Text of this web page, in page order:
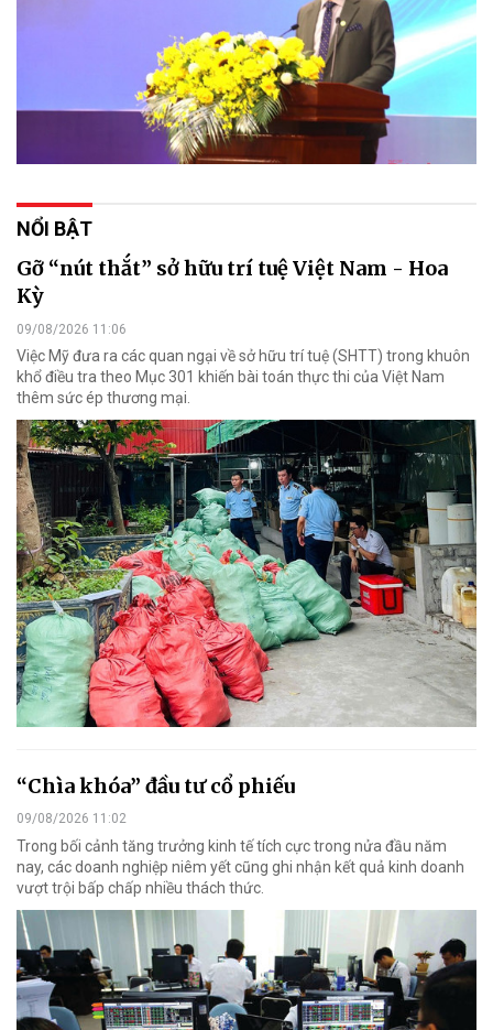
NỔI BẬT
Gỡ “nút thắt” sở hữu trí tuệ Việt Nam - Hoa
Kỳ
09/08/2026 11:06
Việc Mỹ đưa ra các quan ngại về sở hữu trí tuệ (SHTT) trong khuôn
khổ điều tra theo Mục 301 khiến bài toán thực thi của Việt Nam
thêm sức ép thương mại.
“Chìa khóa” đầu tư cổ phiếu
09/08/2026 11:02
Trong bối cảnh tăng trưởng kinh tế tích cực trong nửa đầu năm
nay, các doanh nghiệp niêm yết cũng ghi nhận kết quả kinh doanh
vượt trội bấp chấp nhiều thách thức.